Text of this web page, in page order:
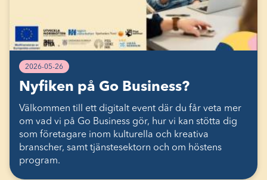
2026-05-26
Nyfiken på Go Business?
Välkommen till ett digitalt event där du får veta mer
om vad vi på Go Business gör, hur vi kan stötta dig
som företagare inom kulturella och kreativa
branscher, samt tjänstesektorn och om höstens
program.